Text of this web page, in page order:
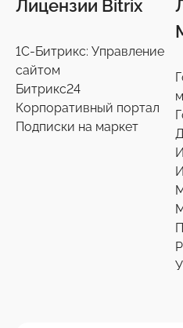
Чат-боты
Услуги разработки
Настройки интеграций
Экспертиза
Переход на старшие
Лицензии Bitrix
1С-Битрикс: Управление
сайтом
Битрикс24
Корпоративный портал
Подписки на маркет